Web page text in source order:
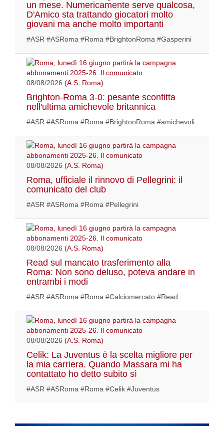
un mese. Numericamente serve qualcosa,
D'Amico sta trattando giocatori molto
giovani ma anche molto importanti
#ASR #ASRoma #Roma #BrightonRoma #Gasperini
08/08/2026 (A.S. Roma)
Brighton-Roma 3-0: pesante sconfitta
nell'ultima amichevole britannica
#ASR #ASRoma #Roma #BrightonRoma #amichevoli
08/08/2026 (A.S. Roma)
Roma, ufficiale il rinnovo di Pellegrini: il
comunicato del club
#ASR #ASRoma #Roma #Pellegrini
08/08/2026 (A.S. Roma)
Read sul mancato trasferimento alla
Roma: Non sono deluso, poteva andare in
entrambi i modi
#ASR #ASRoma #Roma #Calciomercato #Read
08/08/2026 (A.S. Roma)
Celik: La Juventus è la scelta migliore per
la mia carriera. Quando Massara mi ha
contattato ho detto subito sì
#ASR #ASRoma #Roma #Celik #Juventus